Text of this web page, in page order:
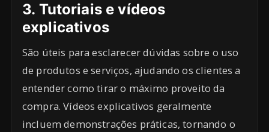
3. Tutoriais e vídeos
explicativos
São úteis para esclarecer dúvidas sobre o uso
de produtos e serviços, ajudando os clientes a
entender como tirar o máximo proveito da
compra. Vídeos explicativos geralmente
incluem demonstrações práticas, tornando o